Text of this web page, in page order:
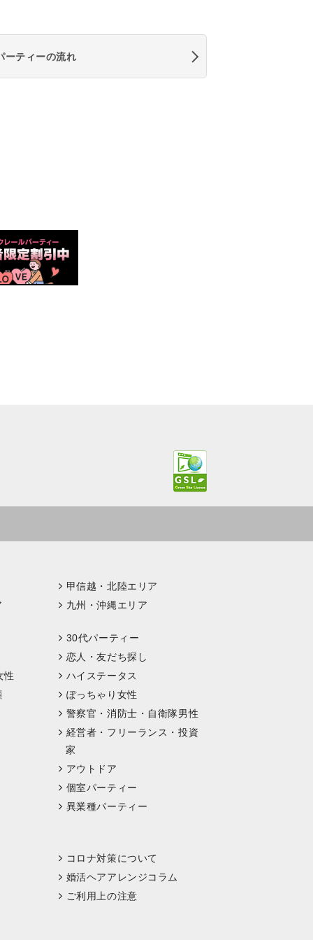
ーティーの流れ
甲信越・北陸エリア
九州・沖縄エリア
30代パーティー
恋人・友だち探し
性
ハイステータス
ぽっちゃり女性
警察官・消防士・自衛隊男性
経営者・フリーランス・投資
家
アウトドア
個室パーティー
異業種パーティー
コロナ対策について
婚活ヘアアレンジコラム
ご利用上の注意